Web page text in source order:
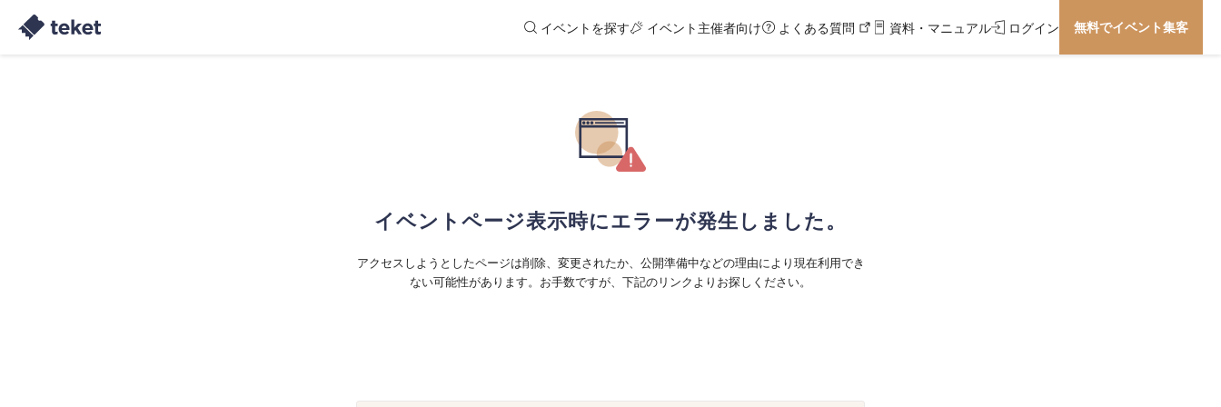
イベントを探す イベント主催者向け よくある質問 資料・マニュアル ログイン 無料でイベント集客
イベントページ表示時にエラーが発生しました。
アクセスしようとしたページは削除、変更されたか、公開準備中などの理由により現在利用でき
ない可能性があります。お手数ですが、下記のリンクよりお探しください。